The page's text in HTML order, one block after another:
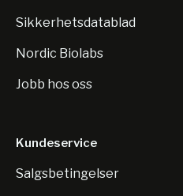
Sikkerhetsdatablad
Nordic Biolabs
Jobb hos oss
Kundeservice
Salgsbetingelser